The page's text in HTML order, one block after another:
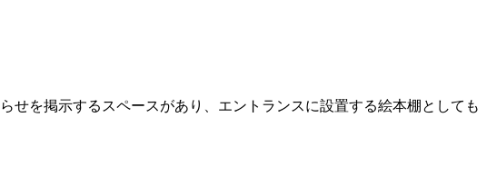
を掲示するスペースがあり、エントランスに設置する絵本棚としても